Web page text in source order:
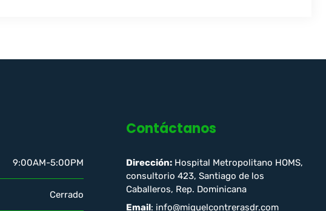
9:00AM-5:00PM
Cerrado
Contáctanos
Dirección: Hospital Metropolitano HOMS,
consultorio 423, Santiago de los
Caballeros, Rep. Dominicana
Email: info@miguelcontrerasdr.com